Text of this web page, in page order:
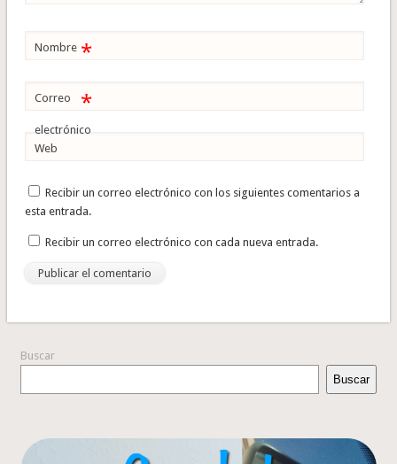
Nombre *
Correo
electrónico
*
Web
Recibir un correo electrónico con los siguientes comentarios a
esta entrada.
Recibir un correo electrónico con cada nueva entrada.
Buscar
Buscar